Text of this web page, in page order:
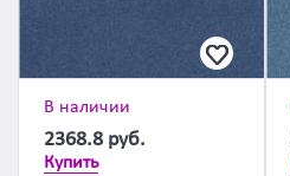
В наличии
2368.8 руб.
Купить